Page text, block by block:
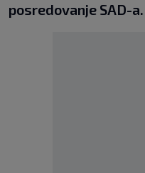
posredovanje SAD-a.